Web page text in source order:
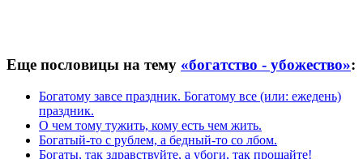
Еще пословицы на тему «богатство - убожество»:
Богатому завсе праздник. Богатому все (или: ежедень)
праздник.
О чем тому тужить, кому есть чем жить.
Богатый-то с рублем, а бедный-то со лбом.
Богаты, так здравствуйте, а убоги, так прощайте!